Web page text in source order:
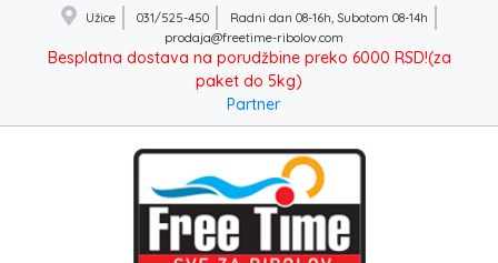
Užice 031/525-450
Radni dan 08-16h, Subotom 08-14h
prodaja@freetime-ribolov.com
Besplatna dostava na porudžbine preko 6000 RSD!(za
paket do 5kg)
Partner